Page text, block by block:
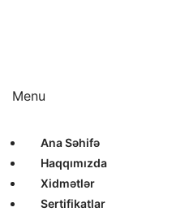
Menu
Ana Səhifə
Haqqımızda
Xidmətlər
Sertifikatlar